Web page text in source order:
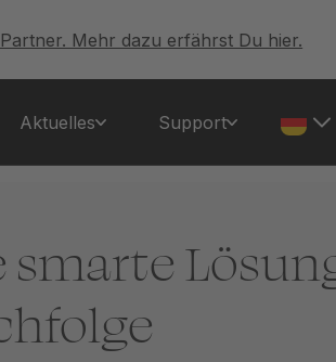
Mehr dazu erfährst Du hier.
Aktuelles Support
smarte